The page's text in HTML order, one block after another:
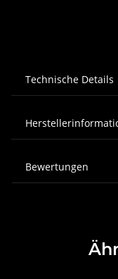
Technische Details
Bewertungen